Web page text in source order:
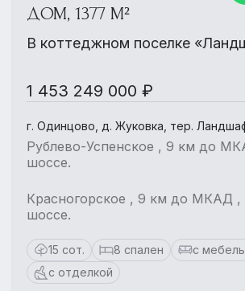
ДОМ, 1377 М²
В коттеджном поселке
1 453 249 000 ₽
г. Одинцово, д. Жуковка, тер.
Рублево-Успенское , 9 км до
шоссе.
Красногорское , 9 км до МКАД ,
шоссе.
15 сот. 8 спален
с
с отделкой